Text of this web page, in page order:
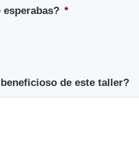
*
de este taller?